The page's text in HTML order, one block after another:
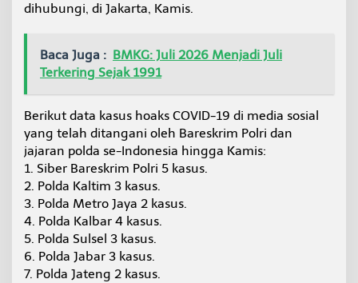
dihubungi, di Jakarta, Kamis.
Baca Juga : BMKG: Juli 2026 Menjadi Juli
Terkering Sejak 1991
Berikut data kasus hoaks COVID-19 di media sosial
yang telah ditangani oleh Bareskrim Polri dan
jajaran polda se-Indonesia hingga Kamis:
1. Siber Bareskrim Polri 5 kasus.
2. Polda Kaltim 3 kasus.
3. Polda Metro Jaya 2 kasus.
4. Polda Kalbar 4 kasus.
5. Polda Sulsel 3 kasus.
6. Polda Jabar 3 kasus.
7. Polda Jateng 2 kasus.